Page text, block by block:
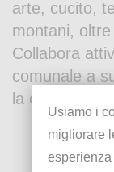
arte, cucito,
montani, oltre
Collabora
comunale a
la comunità.
Usiamo i
migliorare